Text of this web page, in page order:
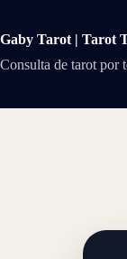
contenido
Gaby Tarot | Tarot
Consulta de tarot por